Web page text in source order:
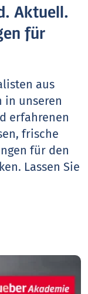
Aktuell.
für
aus
in unseren
erfahrenen
frische
für den
Lassen Sie